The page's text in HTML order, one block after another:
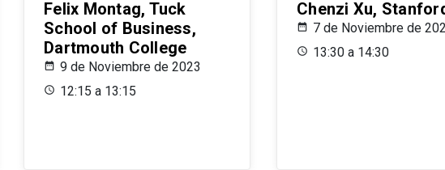
Felix Montag, Tuck
School of Business,
Dartmouth College
9 de Noviembre de 2023
12:15 a 13:15
Chenzi Xu,
7 de Noviembre de
13:30 a 14:30